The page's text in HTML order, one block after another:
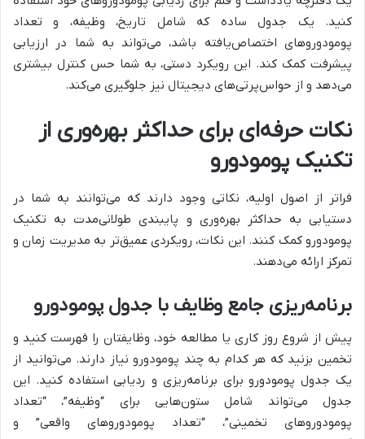
کنید. یک جدول ساده که شامل تاریخ، وظیفه، و تعداد
پومودوروهای اختصاص‌یافته باشد، می‌تواند به شما در ارزیابی
پیشرفت کمک کند. این رویکرد دستی، به شما حس کنترل بیشتری
می‌دهد و از حواس‌پرتی‌های دیجیتال نیز جلوگیری می‌کند.
نکات حرفه‌ای برای حداکثر بهره‌وری از
تکنیک پومودورو
فراتر از اصول اولیه، نکاتی وجود دارند که می‌توانند به شما در
دستیابی به حداکثر بهره‌وری و پایبندی طولانی‌مدت به تکنیک
پومودورو کمک کنند. این نکات، رویکردی عمیق‌تر به مدیریت زمان و
تمرکز ارائه می‌دهند.
برنامه‌ریزی جامع وظایف با جدول پومودورو
پیش از شروع روز کاری یا مطالعه خود، وظایفتان را فهرست کنید و
تخمین بزنید که هر کدام به چند پومودورو نیاز دارند. می‌توانید از
یک جدول پومودورو برای برنامه‌ریزی و ردیابی استفاده کنید. این
جدول می‌تواند شامل ستون‌هایی برای “وظیفه”، “تعداد
پومودوروهای تخمینی”، “تعداد پومودوروهای واقعی” و